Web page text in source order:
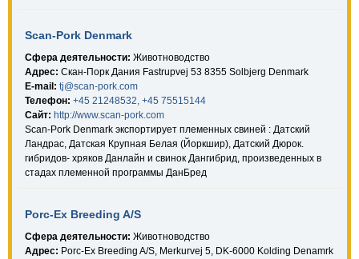
Scan-Pork Denmark
Сфера деятельности: Животноводство
Адрес: Скан-Порк Дания Fastrupvej 53 8355 Solbjerg Denmark
E-mail: tj@scan-pork.com
Телефон: +45 21248532, +45 75515144
Сайт: http://www.scan-pork.com
Scan-Pork Denmark экспортирует племенных свиней : Датский
Ландрас, Датская Крупная Белая (Йоркшир), Датский Дюрок.
гибридов- хряков Данлайн и свинок Дангибрид, произведенных в
стадах племенной программы ДанБред
Porc-Ex Breeding A/S
Сфера деятельности: Животноводство
Адрес: Porc-Ex Breeding A/S, Merkurvej 5, DK-6000 Kolding Denamrk